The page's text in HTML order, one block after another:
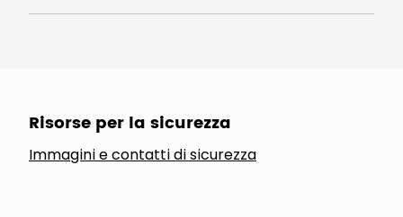
Risorse per la sicurezza
Immagini e contatti di sicurezza